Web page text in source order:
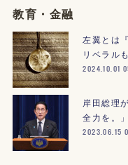
教育・金融
左翼とは
リベラル
2024.10.01
岸田総理
全力を。
2023.06.15